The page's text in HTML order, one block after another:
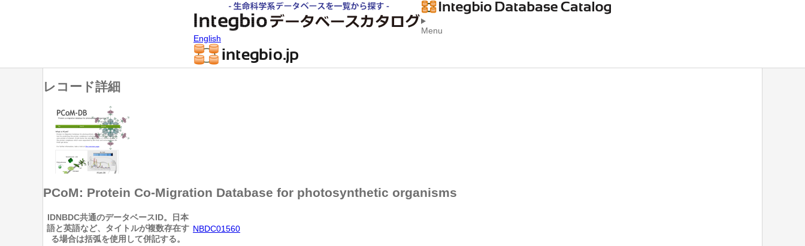
English
Menu
レコード詳細
PCoM: Protein Co-Migration Database for photosynthetic organisms
IDNBDC共通のデータベースID。日本
語と英語など、タイトルが複数存在す
る場合は括弧を使用して併記する。
NBDC01560